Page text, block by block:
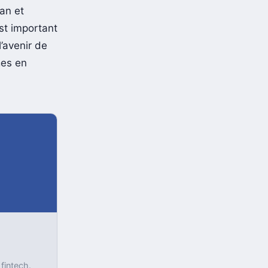
des
et
important
de